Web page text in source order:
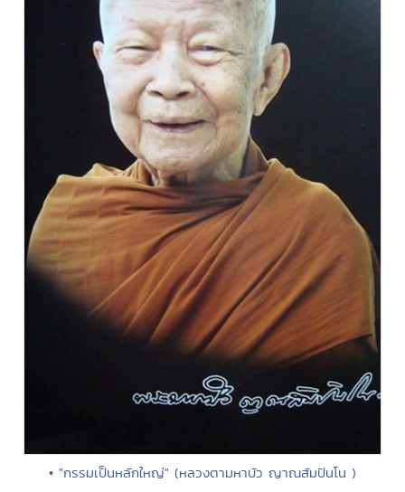
• "กรรมเป็นหลักใหญ่" (หลวงตามหาบัว ญาณสัมปันโน )